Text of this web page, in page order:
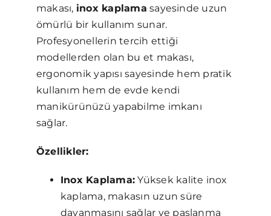
makası, inox kaplama sayesinde uzun
ömürlü bir kullanım sunar.
Profesyonellerin tercih ettiği
modellerden olan bu et makası,
ergonomik yapısı sayesinde hem pratik
kullanım hem de evde kendi
manikürünüzü yapabilme imkanı
sağlar.
Özellikler:
Inox Kaplama: Yüksek kalite inox
kaplama, makasın uzun süre
dayanmasını sağlar ve paslanma